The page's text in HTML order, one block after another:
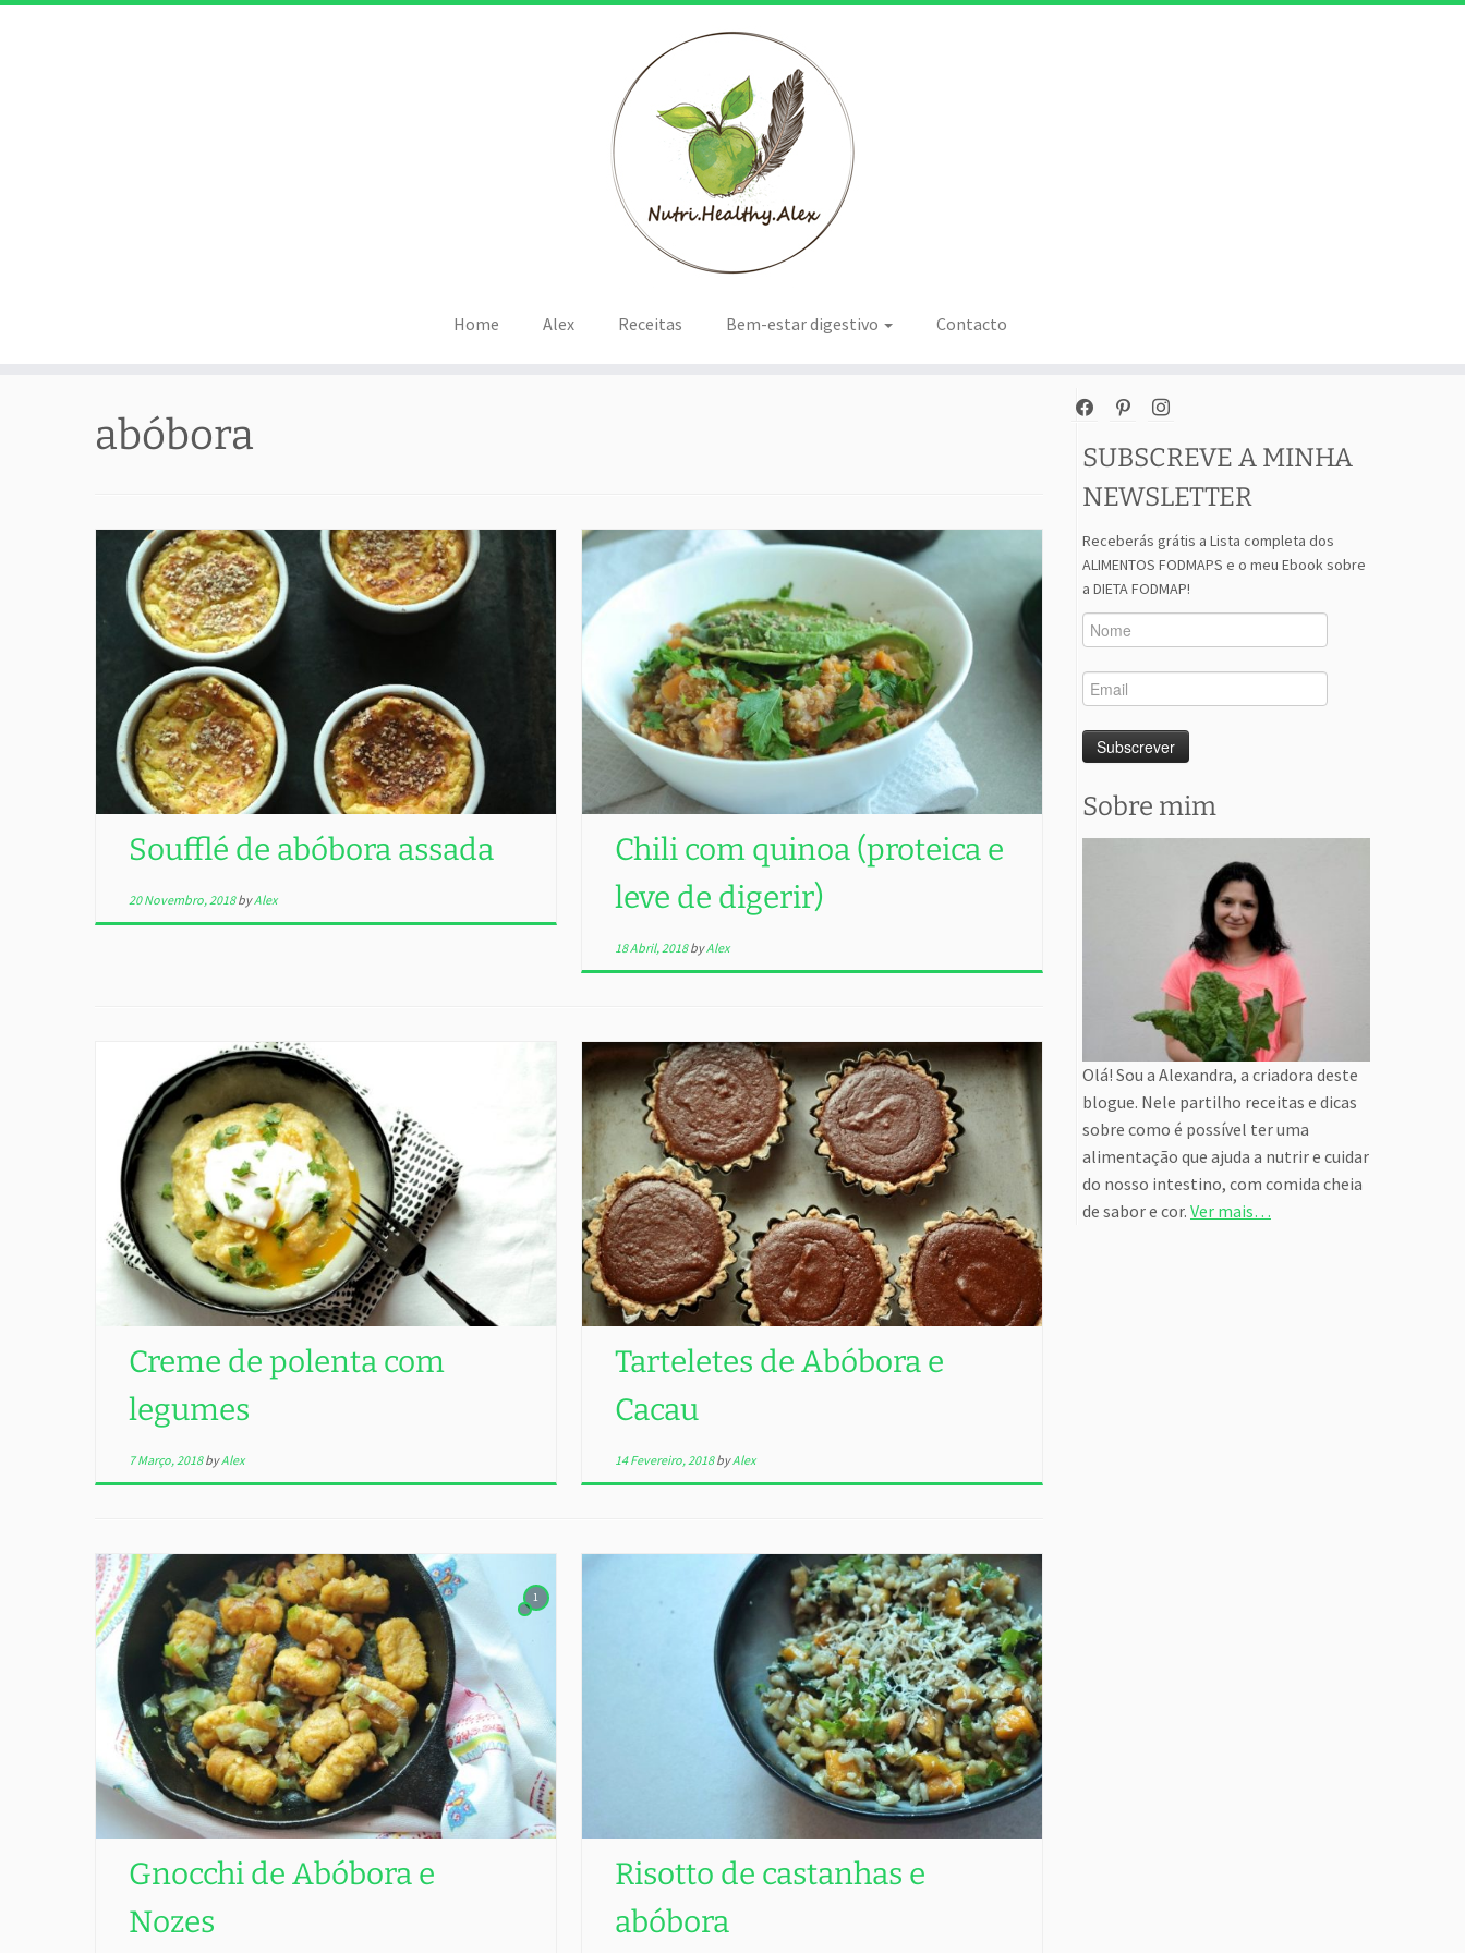
Home Alex Receitas Bem-estar digestivo Contacto
abóbora
Soufflé de abóbora assada
20 Novembro, 2018 byAlex
Chili com quinoa (proteica e
leve de digerir)
18 Abril, 2018 byAlex
Creme de polenta com
legumes
7 Março, 2018 byAlex
Tarteletes de Abóbora e
Cacau
14 Fevereiro, 2018 byAlex
1
Gnocchi de Abóbora e
Nozes
Risotto de castanhas e
abóbora
facebookpinterestinstagram
SUBSCREVE A MINHA
NEWSLETTER
Receberás grátis a Lista completa dos
ALIMENTOS FODMAPS e o meu Ebook sobre
a DIETA FODMAP!
Sobre mim
Olá! Sou a Alexandra, a criadora deste
blogue. Nele partilho receitas e dicas
sobre como é possível ter uma
alimentação que ajuda a nutrir e cuidar
do nosso intestino, com comida cheia
de sabor e cor. Ver mais…